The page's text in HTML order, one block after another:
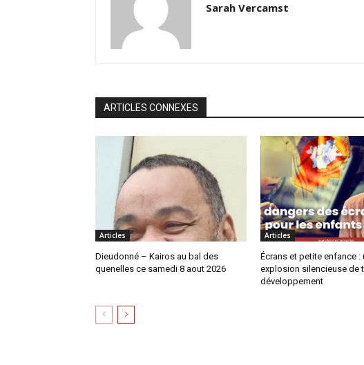
Sarah Vercamst
ARTICLES CONNEXES
Articles
Dieudonné – Kairos au bal des
quenelles ce samedi 8 aout 2026
Articles
Écrans et petite enfance :
explosion silencieuse de
développement